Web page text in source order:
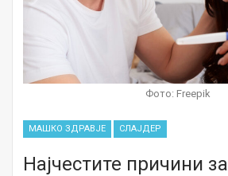
Фото: Freepik
МАШКО ЗДРАВЈЕ СЛАЈДЕР
Најчестите причини за